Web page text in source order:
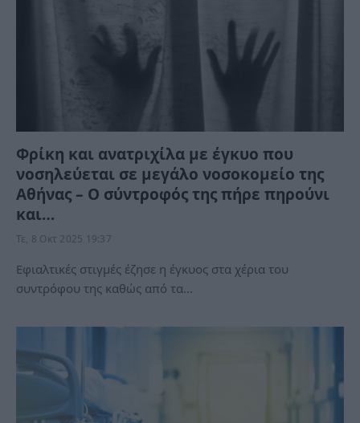
Φρίκη και ανατριχίλα με έγκυο που
νοσηλεύεται σε μεγάλο νοσοκομείο της
Αθήνας – Ο σύντροφός της πήρε πηρούνι
και…
Τε, 8 Οκτ 2025 19:37
Εφιαλτικές στιγμές έζησε η έγκυος στα χέρια του
συντρόφου της καθώς από τα…